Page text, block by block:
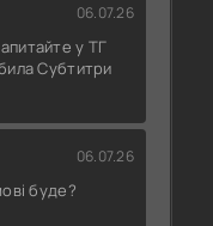
06.07.26
у ТГ
Субтитри
06.07.26
буде?